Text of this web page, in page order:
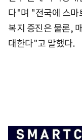
다"며 "전국에 스마
복지 증진은 물론,
대한다"고 말했다.